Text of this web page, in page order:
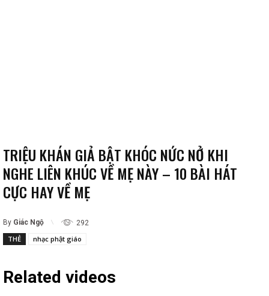
TRIỆU KHÁN GIẢ BẬT KHÓC NỨC NỞ KHI
NGHE LIÊN KHÚC VỀ MẸ NÀY – 10 BÀI HÁT
CỰC HAY VỀ MẸ
By Giác Ngộ 292
THẺ nhạc phật giáo
Related videos